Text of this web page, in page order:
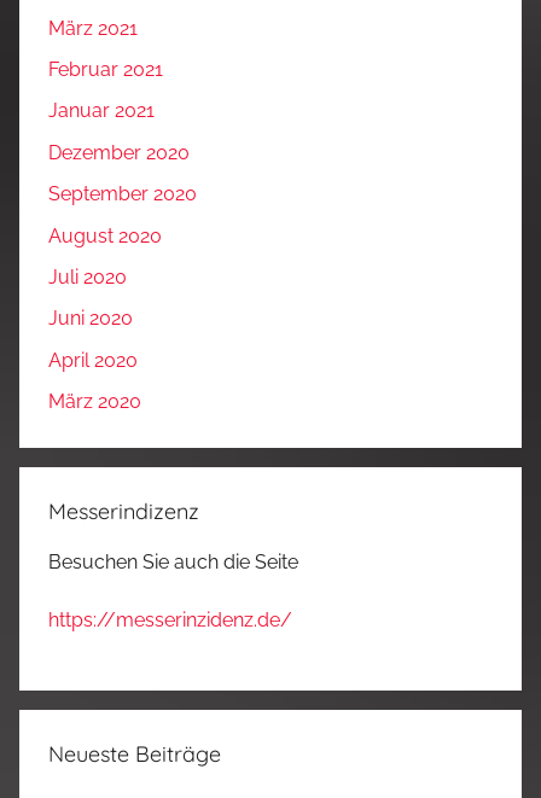
März 2021
Februar 2021
Januar 2021
Dezember 2020
September 2020
August 2020
Juli 2020
Juni 2020
April 2020
März 2020
Messerindizenz
Besuchen Sie auch die Seite
https://messerinzidenz.de/
Neueste Beiträge